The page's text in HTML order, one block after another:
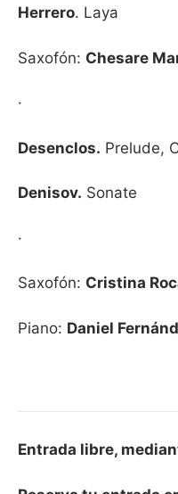
Herrero. Laya
Saxofón: Chesare
·
Desenclos. Prelude,
Denisov. Sonate
·
Saxofón: Cristina
Piano: Daniel
Entrada libre,